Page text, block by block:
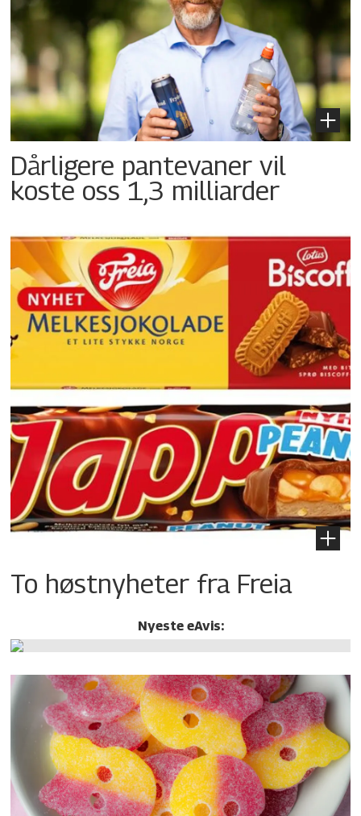
Dårligere pantevaner vil
koste oss 1,3 milliarder
To høstnyheter fra Freia
Nyeste eAvis: